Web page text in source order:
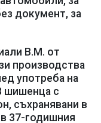
документ, за
В.М. от
производства
употреба на
шишенца с
съхранявани в
37-годишния